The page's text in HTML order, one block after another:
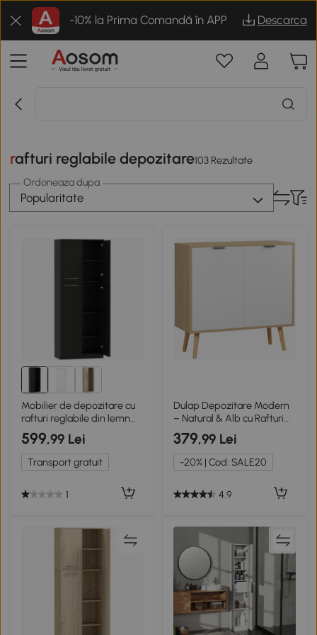
-10% la Prima Comandă în APP Descarca
rafturi reglabile depozitare103 Rezultate
Ordoneaza dupa
Popularitate
Mobilier de depozitare cu
rafturi reglabile din lemn
negru
599,99 Lei
Transport gratuit
1
Dulap Depozitare Modern
– Natural & Alb cu Rafturi
Reglabile
379,99 Lei
-20% | Cod: SALE20
4.9